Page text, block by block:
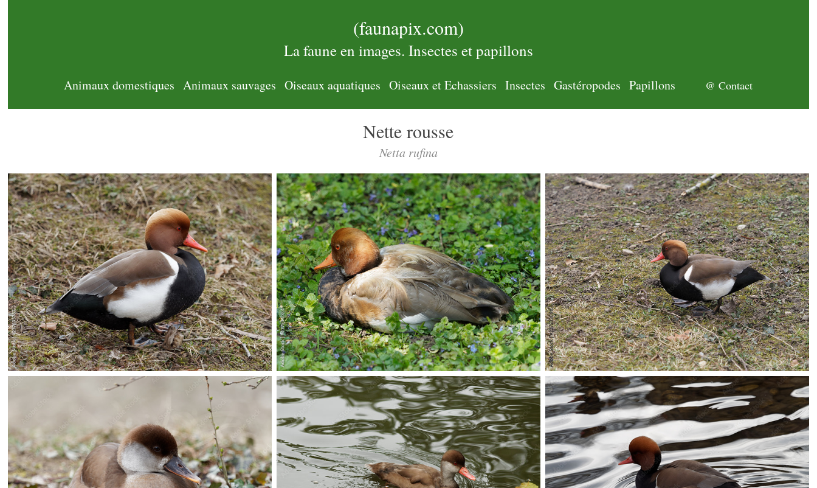
(faunapix.com)
La faune en images. Insectes et papillons
Animaux domestiques Animaux sauvages Oiseaux aquatiques Oiseaux et Echassiers Insectes Gastéropodes Papillons @ Contact
Nette rousse
Netta rufina